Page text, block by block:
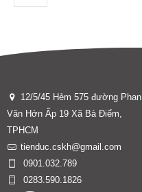
12/5/45 Hẻm 575 đường Phan
Văn Hớn Ấp 19 Xã Bà Điểm,
TPHCM
tienduc.cskh@gmail.com
0901.032.789
0283.590.1826